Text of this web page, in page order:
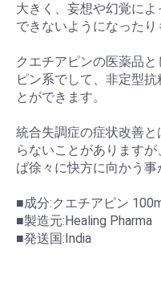
大きく、妄想や幻覚に
できないようになったり
クエチアピンの医薬品
ピン系でして、非定型
とができます。
統合失調症の症状改善
らないことがあります
ば徐々に快方に向かう事
■成分:クエチアピン
■製造元:Healing Pharma
■発送国:India